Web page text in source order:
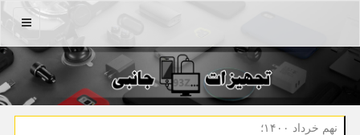
منو
نهم خرداد ۱۴۰۰؛